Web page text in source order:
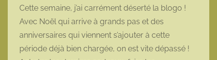
o
t
t
Cette semaine, j’ai carrément déserté la blogo !
Avec Noël qui arrive à grands pas et des
anniversaires qui viennent s’ajouter à cette
période déjà bien chargée, on est vite dépassé !